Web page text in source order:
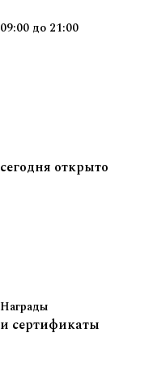
09:00 до 21:00
сегодня открыто
Награды
и сертификаты